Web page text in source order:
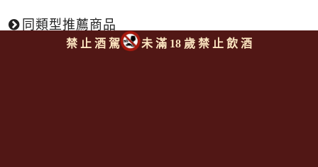
同類型推薦商品
禁 止 酒 駕 未 滿 18 歲 禁 止 飲 酒